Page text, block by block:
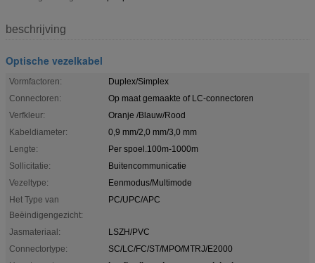
beschrijving
Optische vezelkabel
Vormfactoren:
Duplex/Simplex
Connectoren:
Op maat gemaakte of LC-connectoren
Verfkleur:
Oranje /Blauw/Rood
Kabeldiameter:
0,9 mm/2,0 mm/3,0 mm
Lengte:
Per spoel.100m-1000m
Sollicitatie:
Buitencommunicatie
Vezeltype:
Eenmodus/Multimode
Het Type van
Beëindigengezicht:
PC/UPC/APC
Jasmateriaal:
LSZH/PVC
Connectortype:
SC/LC/FC/ST/MPO/MTRJ/E2000